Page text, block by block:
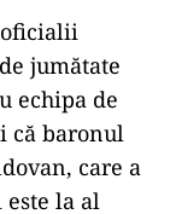
oficialii
jumătate
echipa de
că baronul
care a
la al